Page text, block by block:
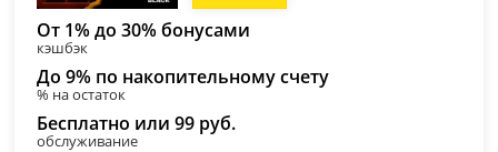
От 1% до 30% бонусами
кэшбэк
До 9% по накопительному счету
% на остаток
Бесплатно или 99 руб.
обслуживание